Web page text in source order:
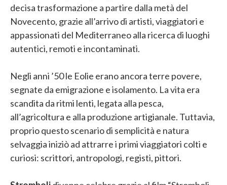
decisa trasformazione a partire dalla metà del
Novecento, grazie all’arrivo di artisti, viaggiatori e
appassionati del Mediterraneo alla ricerca di luoghi
autentici, remoti e incontaminati.
Negli anni ’50 le Eolie erano ancora terre povere,
segnate da emigrazione e isolamento. La vita era
scandita da ritmi lenti, legata alla pesca,
all’agricoltura e alla produzione artigianale. Tuttavia,
proprio questo scenario di semplicità e natura
selvaggia iniziò ad attrarre i primi viaggiatori colti e
curiosi: scrittori, antropologi, registi, pittori.